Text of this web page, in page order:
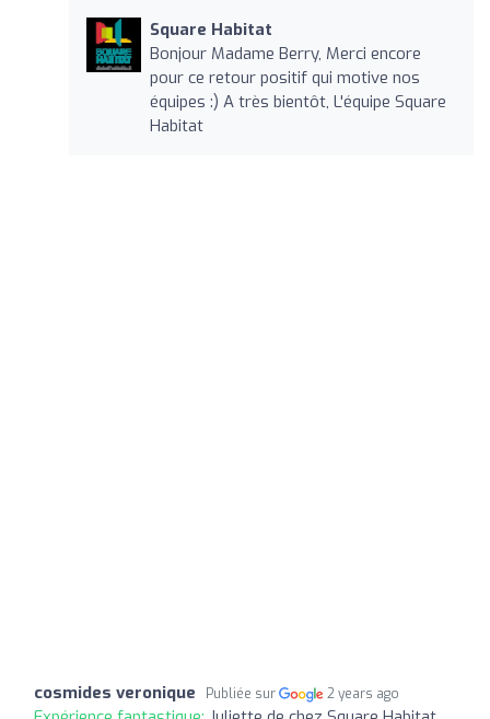
Square Habitat
Bonjour Madame Berry, Merci encore
pour ce retour positif qui motive nos
équipes :) A très bientôt, L'équipe Square
Habitat
cosmides veronique Publiée sur 2 years ago